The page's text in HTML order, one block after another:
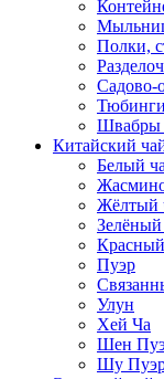
Полки,
Садово-
Швабры
Китайский
Белый
Жёлтый
Зелёный
Пуэр
Улун
Хей Ча
Шен
Шу